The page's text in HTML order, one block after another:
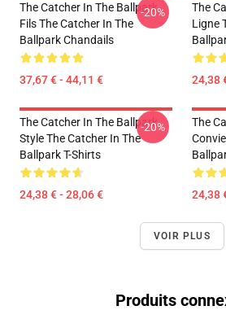
The Catcher In The Ballpark
Fils The Catcher In The
Ballpark Chandails
37,67 € - 44,11 €
-20%
The
Ligne
24,38
The Catcher In The Ballpark
Style The Catcher In The
Ballpark T-Shirts
24,38 € - 28,06 €
-20%
The
24,38
VOIR PLUS
Produits